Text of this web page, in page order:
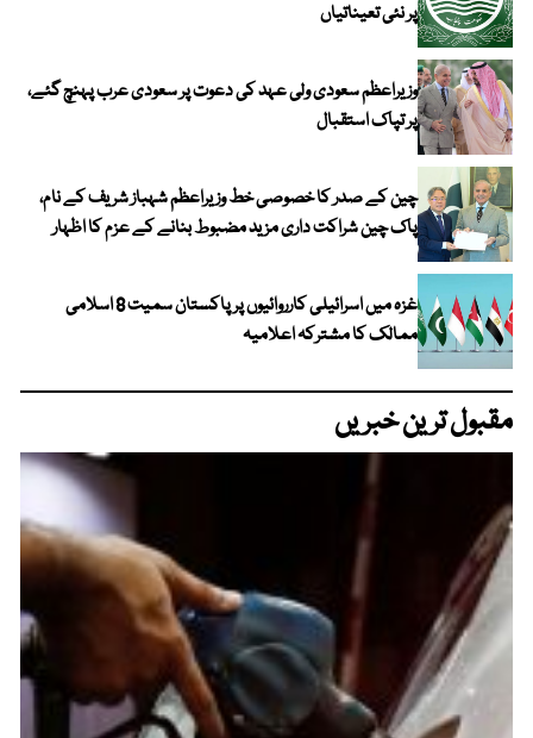
پر نئی تعیناتیاں
وزیراعظم سعودی ولی عہد کی دعوت پر سعودی عرب پہنچ گئے،
پر تپاک استقبال
چین کے صدر کا خصوصی خط وزیراعظم شہباز شریف کے نام،
پاک چین شراکت داری مزید مضبوط بنانے کے عزم کا اظہار
غزہ میں اسرائیلی کارروائیوں پر پاکستان سمیت 8 اسلامی
ممالک کا مشترکہ اعلامیہ
مقبول ترین خبریں